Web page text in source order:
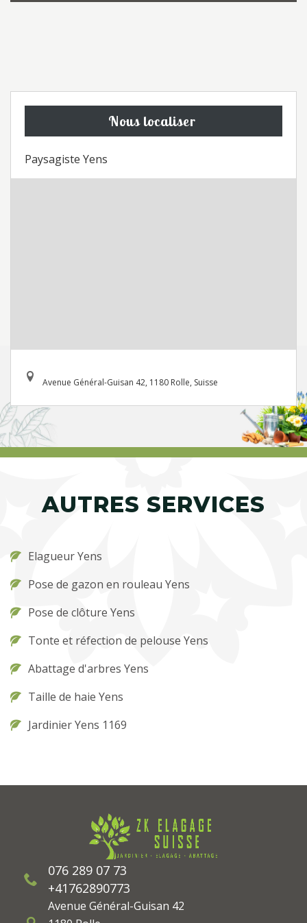
Nous localiser
Paysagiste Yens
Avenue Général-Guisan 42, 1180 Rolle, Suisse
AUTRES SERVICES
Elagueur Yens
Pose de gazon en rouleau Yens
Pose de clôture Yens
Tonte et réfection de pelouse Yens
Abattage d'arbres Yens
Taille de haie Yens
Jardinier Yens 1169
076 289 07 73
+41762890773
Avenue Général-Guisan 42